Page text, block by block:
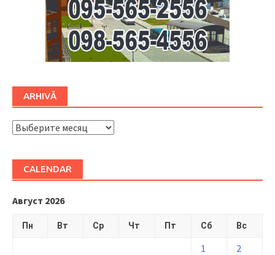
ARHIVĂ
ARHIVĂ
CALENDAR
Август 2026
Пн Вт Ср Чт Пт Сб Вс
1
2